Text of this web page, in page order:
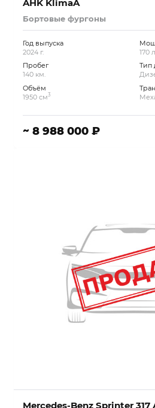
AHK KlimaA
Бортовые фургоны
Год выпуска
2024 г.
Пробег
140 км.
Объём
1950 см3
170
Тип
~ 8 988 000 ₽
Mercedes-Benz Sprinter